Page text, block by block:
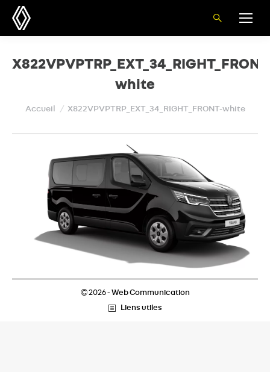
Recherche
:
white
Vous êtes ici :
Accueil X822VPVPTRP_EXT_34_RIGHT_FRONT-white
© 2026 - Web Communication
Liens utiles